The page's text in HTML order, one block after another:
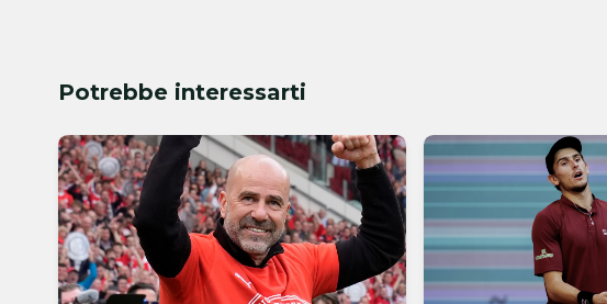
Potrebbe interessarti